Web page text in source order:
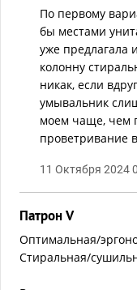
По первому
бы местами
уже предлагала
колонну
никак, если
умывальник
моем чаще, чем
проветривание
11 Октября 2024
Патрон V
Оптимальная/
Стиральная/